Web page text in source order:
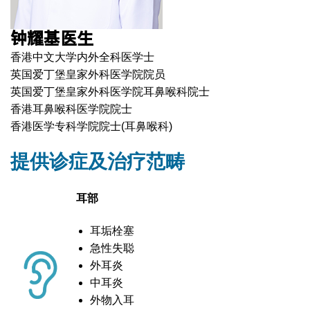
钟耀基医生
香港中文大学内外全科医学士
英国爱丁堡皇家外科医学院院员
英国爱丁堡皇家外科医学院耳鼻喉科院士
香港耳鼻喉科医学院院士
香港医学专科学院院士(耳鼻喉科)
提供诊症及治疗范畴
耳部
耳垢栓塞
急性失聪
外耳炎
中耳炎
外物入耳